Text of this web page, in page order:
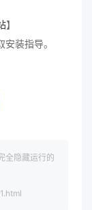
】
装指导。
全隐藏运行的